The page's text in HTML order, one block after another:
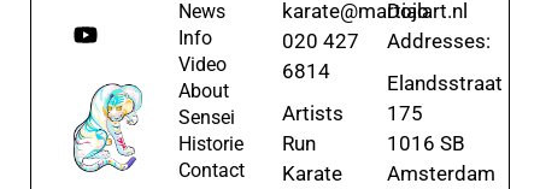
News
Info
Video
About
Sensei
Historie
Contact
karate@martialart.nl
020 427
6814
Artists
Run
Karate
Dojo
Addresses:
Elandsstraat
175
1016 SB
Amsterdam